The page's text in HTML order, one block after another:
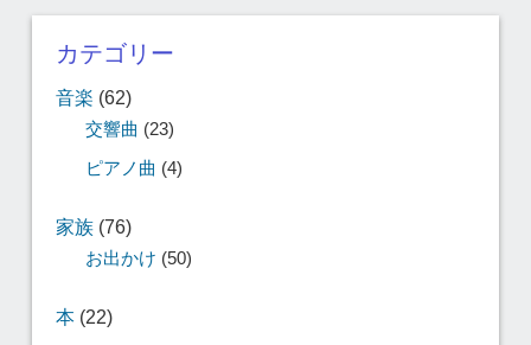
カテゴリー
音楽 (62)
交響曲 (23)
ピアノ曲 (4)
家族(76)
お出かけ (50)
本(22)